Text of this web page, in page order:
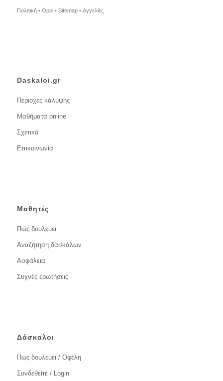
Πολιτική •Όροι • Sitemap • Αγγελίες
Daskaloi.gr
Περιοχές κάλυψης
Μαθήματα online
Σχετικά
Επικοινωνία
Μαθητές
Πώς δουλεύει
Αναζήτηση δασκάλων
Ασφάλεια
Συχνές ερωτήσεις
Δάσκαλοι
Πώς δουλεύει / Οφέλη
Συνδεθείτε / Login